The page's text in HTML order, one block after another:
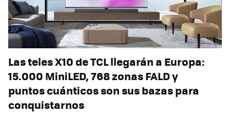
Las teles X10 de TCL llegarán a Europa:
15.000 MiniLED, 768 zonas FALD y
puntos cuánticos son sus bazas para
conquistarnos